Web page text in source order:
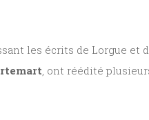
les écrits de Lorgue et
, ont réédité